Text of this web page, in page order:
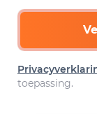
toepassing.